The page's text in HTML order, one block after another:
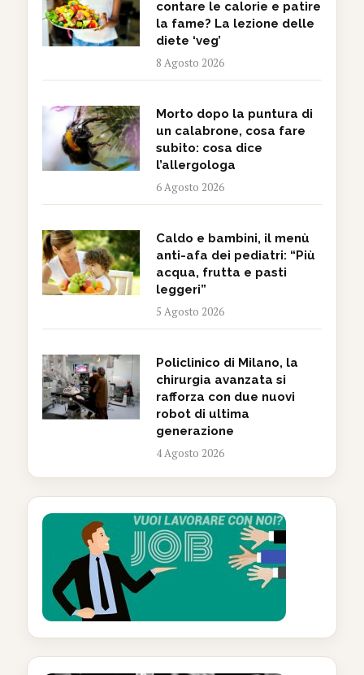
contare le calorie e patire
la fame? La lezione delle
diete ‘veg’
8 Agosto 2026
Morto dopo la puntura di
un calabrone, cosa fare
subito: cosa dice
l’allergologa
6 Agosto 2026
Caldo e bambini, il menù
anti-afa dei pediatri: “Più
acqua, frutta e pasti
leggeri”
5 Agosto 2026
Policlinico di Milano, la
chirurgia avanzata si
rafforza con due nuovi
robot di ultima
generazione
4 Agosto 2026